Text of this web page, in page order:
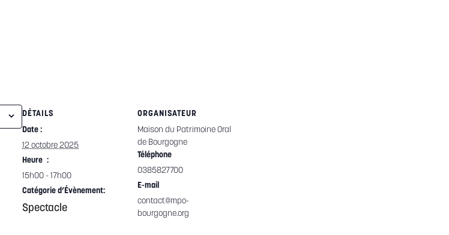
DÉTAILS
Date :
12 octobre 2025
Heure :
15h00 - 17h00
Catégorie d’Évènement:
Spectacle
ORGANISATEUR
Maison du Patrimoine Oral
de Bourgogne
Téléphone
0385827700
E-mail
contact@mpo-
bourgogne.org